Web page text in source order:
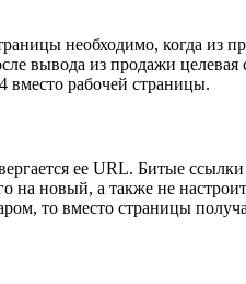
необходимо, когда
вывода из продажи
вместо рабочей страницы.
ее URL. Битые
новый, а также не
то вместо страницы